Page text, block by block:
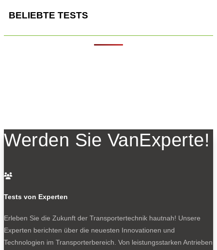
BELIEBTE TESTS
Werden Sie VanExperte!

Tests von Experten
Erleben Sie die Zukunft der Transportertechnik hautnah! Unsere
Experten berichten über die neuesten Innovationen und
Technologien im Transporterbereich. Von leistungsstarken Antrieben